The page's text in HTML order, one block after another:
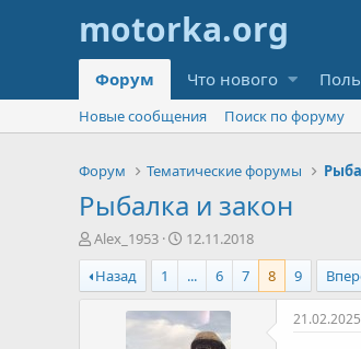
Форум Что нового
Новые сообщения Поиск по форуму
Форум Тематические форумы
Рыбалка и закон
А
в
т
о
Alex_1953
Д
а
т
а
н
а
12.11.2018
Назад
1 ... 6 7 8 9
21.02.2025